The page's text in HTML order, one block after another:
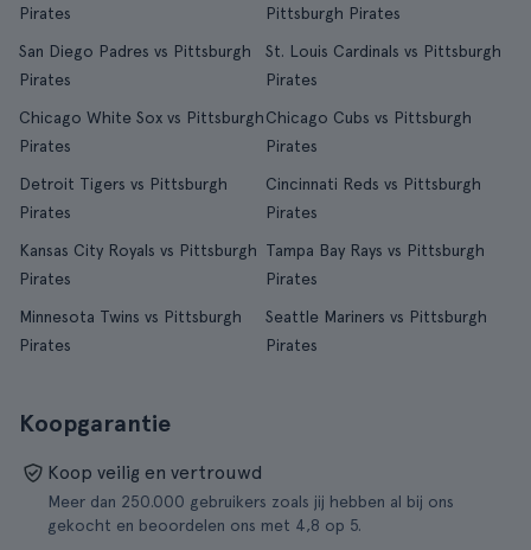
Pirates
Pittsburgh Pirates
San Diego Padres vs Pittsburgh
Pirates
St. Louis Cardinals vs Pittsburgh
Pirates
Chicago White Sox vs Pittsburgh
Pirates
Chicago Cubs vs Pittsburgh
Pirates
Detroit Tigers vs Pittsburgh
Pirates
Cincinnati Reds vs Pittsburgh
Pirates
Kansas City Royals vs Pittsburgh
Pirates
Tampa Bay Rays vs Pittsburgh
Pirates
Minnesota Twins vs Pittsburgh
Pirates
Seattle Mariners vs Pittsburgh
Pirates
Koopgarantie
Koop veilig en vertrouwd
Meer dan 250.000 gebruikers zoals jij hebben al bij ons
gekocht en beoordelen ons met 4,8 op 5.